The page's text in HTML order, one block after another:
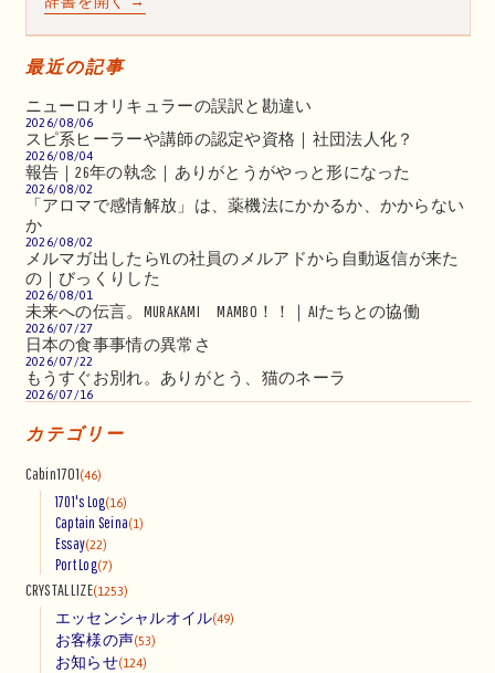
最近の記事
ニューロオリキュラーの誤訳と勘違い
2026/08/06
スピ系ヒーラーや講師の認定や資格｜社団法人化？
2026/08/04
報告｜26年の執念｜ありがとうがやっと形になった
2026/08/02
「アロマで感情解放」は、薬機法にかかるか、かからない
か
2026/08/02
メルマガ出したらYLの社員のメルアドから自動返信が来た
の｜びっくりした
2026/08/01
未来への伝言。MURAKAMI MAMBO！！｜AIたちとの協働
2026/07/27
日本の食事事情の異常さ
2026/07/22
もうすぐお別れ。ありがとう、猫のネーラ
2026/07/16
カテゴリー
Cabin1701(46)
1701's Log(16)
Captain Seina(1)
Essay(22)
Port Log(7)
CRYSTALLIZE(1253)
エッセンシャルオイル(49)
お客様の声(53)
お知らせ(124)